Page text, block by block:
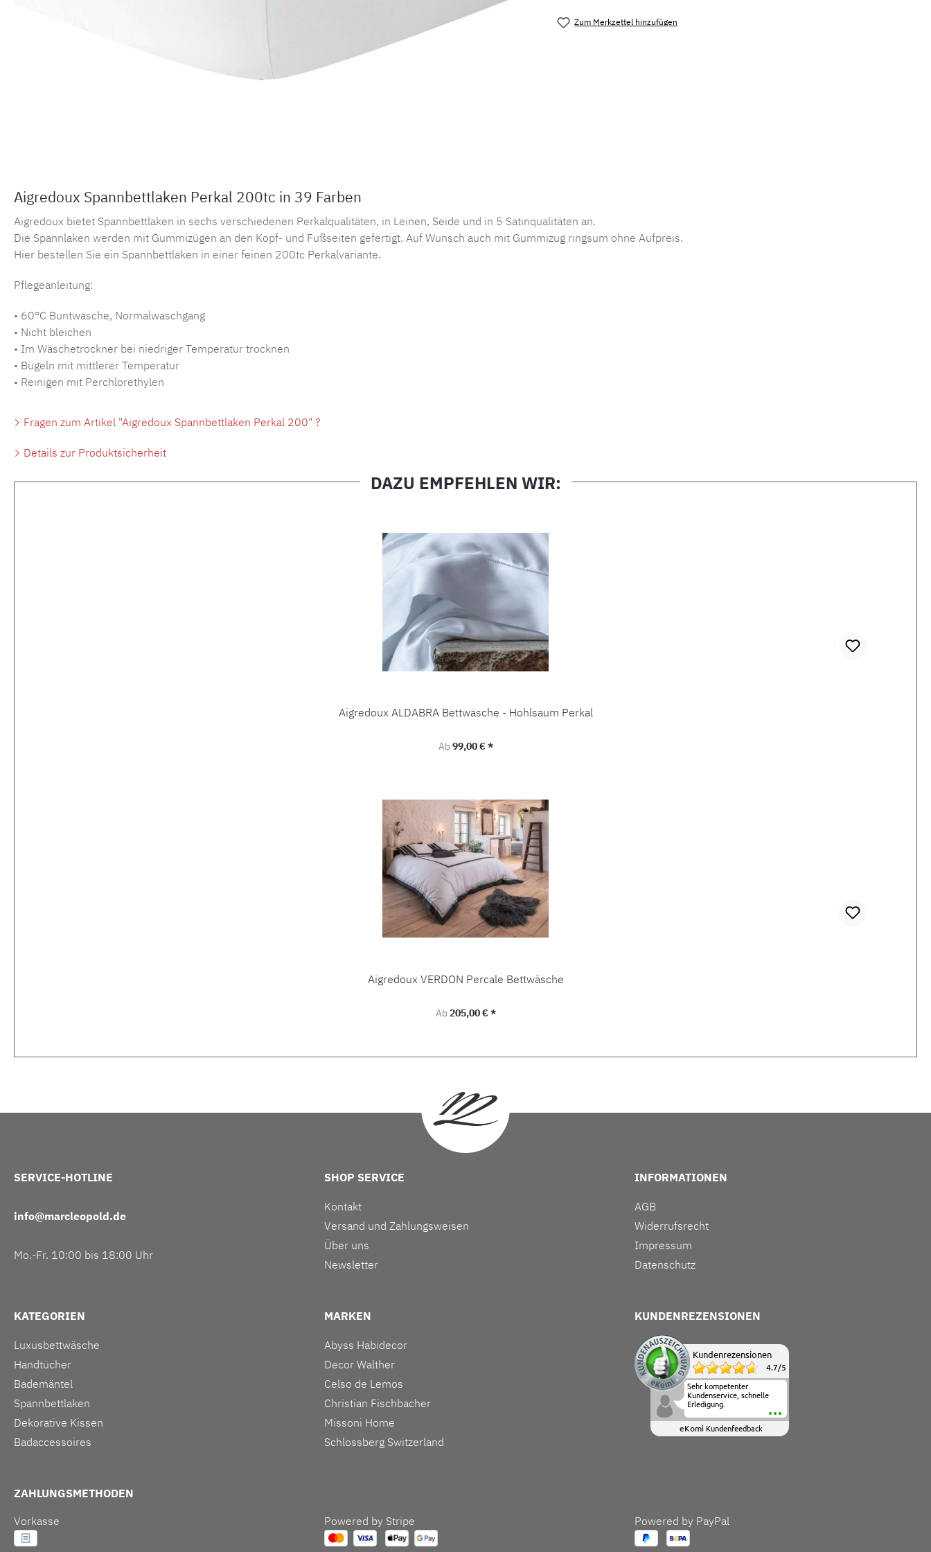
Zum Merkzettel hinzufügen
Aigredoux Spannbettlaken Perkal 200tc in 39 Farben
Aigredoux bietet Spannbettlaken in sechs verschiedenen Perkalqualitäten, in Leinen, Seide und in 5 Satinqualitäten an.
Die Spannlaken werden mit Gummizügen an den Kopf- und Fußseiten gefertigt. Auf Wunsch auch mit Gummizug ringsum ohne Aufpreis.
Hier bestellen Sie ein Spannbettlaken in einer feinen 200tc Perkalvariante.
Pflegeanleitung:
• 60°C Buntwäsche, Normalwaschgang
• Nicht bleichen
• Im Wäschetrockner bei niedriger Temperatur trocknen
• Bügeln mit mittlerer Temperatur
• Reinigen mit Perchlorethylen
Fragen zum Artikel "Aigredoux Spannbettlaken Perkal 200" ?
Details zur Produktsicherheit
DAZU EMPFEHLEN WIR:
Aigredoux ALDABRA Bettwäsche - Hohlsaum Perkal
Regulärer Preis:
Ab99,00 € *
Aigredoux VERDON Percale Bettwäsche
Regulärer Preis:
Ab205,00 € *
SERVICE-HOTLINE
info@marcleopold.de
Mo.-Fr. 10:00 bis 18:00 Uhr
SHOP SERVICE
Kontakt
Versand und Zahlungsweisen
Über uns
Newsletter
INFORMATIONEN
AGB
Widerrufsrecht
Impressum
Datenschutz
KATEGORIEN
Luxusbettwäsche
Handtücher
Bademäntel
Spannbettlaken
Dekorative Kissen
Badaccessoires
MARKEN
Abyss Habidecor
Decor Walther
Celso de Lemos
Christian Fischbacher
Missoni Home
Schlossberg Switzerland
KUNDENREZENSIONEN
Kundenrezensionen
4.7/5
Sehr kompetenter
Kundenservice, schnelle
Erledigung.
eKomi Kundenfeedback
ZAHLUNGSMETHODEN
Vorkasse
Powered by Stripe Powered by PayPal